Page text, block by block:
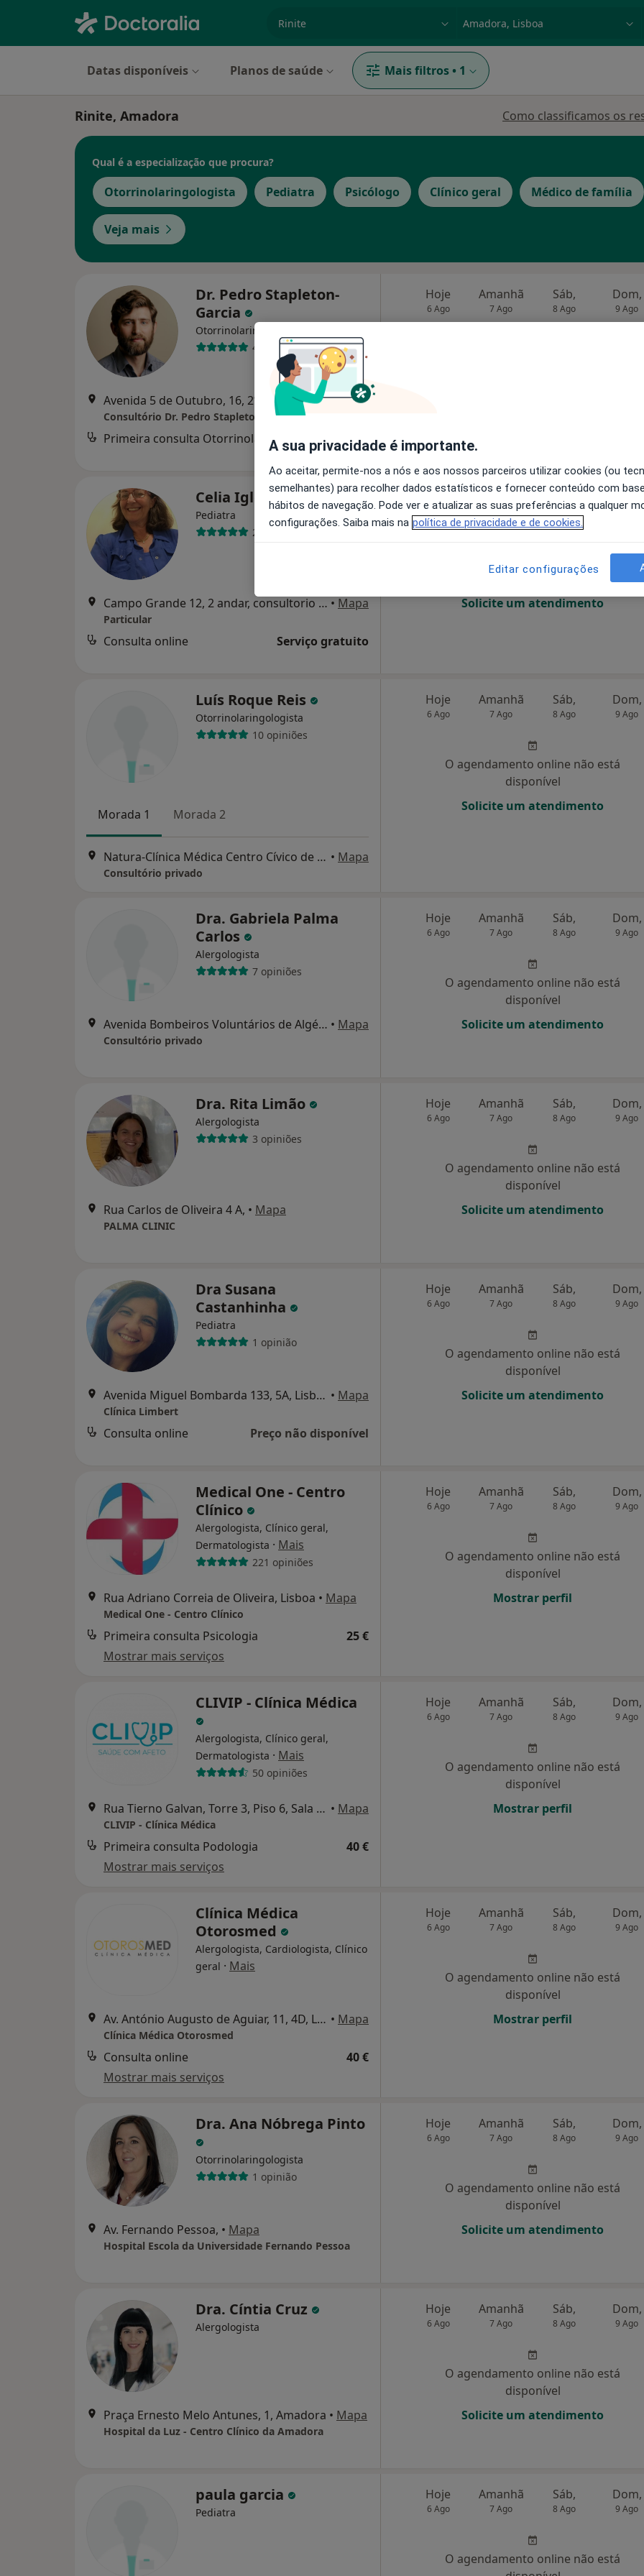
Datas disponíveis Planos de saúde Mais filtros • 1
Rinite, Amadora Como classificamos os
Qual é a especialização que procura?
Otorrinolaringologista Pediatra Psicólogo Clínico geral Médico de família
Veja mais
Dr. Pedro Stapleton-
Garcia
Otorrinolaringologista
40 opiniões
Avenida 5 de Outubro, 16, 2ºDireito, Lisboa •Mapa
Consultório Dr. Pedro Stapleton-Garcia
desde 100 €
Hoje
6 Ago
Amanhã
7 Ago
Sáb,
8 Ago
Dom,
9 Ago
Celia Iglesias Neves
Pediatra
2 opiniões
Campo Grande 12, 2 andar, consultorio 17, Lisboa • Mapa
Particular
Consulta online Serviço gratuito
Hoje
6 Ago
Amanhã
7 Ago
Sáb,
8 Ago
Dom,
9 Ago
O agendamento online não está
disponível
Solicite um atendimento
Luís Roque Reis
Otorrinolaringologista
10 opiniões
Morada 1 Morada 2
Natura-Clínica Médica Centro Cívico de Carnaxide, Lt. 6 - 1º - Lj. 7, Carnaxide • Mapa
Consultório privado
Hoje
6 Ago
Amanhã
7 Ago
Sáb,
8 Ago
Dom,
9 Ago
O agendamento online não está
disponível
Solicite um atendimento
Dra. Gabriela Palma
Carlos
Alergologista
7 opiniões
Avenida Bombeiros Voluntários de Algés, nº 38, SL esq, Algés • Mapa
Consultório privado
Hoje
6 Ago
Amanhã
7 Ago
Sáb,
8 Ago
Dom,
9 Ago
O agendamento online não está
disponível
Solicite um atendimento
Dra. Rita Limão
Alergologista
3 opiniões
Rua Carlos de Oliveira 4 A, • Mapa
PALMA CLINIC
Hoje
6 Ago
Amanhã
7 Ago
Sáb,
8 Ago
Dom,
9 Ago
O agendamento online não está
disponível
Solicite um atendimento
Dra Susana
Castanhinha
Pediatra
1 opinião
Avenida Miguel Bombarda 133, 5A, Lisboa • Mapa
Clínica Limbert
Consulta online Preço não disponível
Hoje
6 Ago
Amanhã
7 Ago
Sáb,
8 Ago
Dom,
9 Ago
O agendamento online não está
disponível
Solicite um atendimento
Medical One - Centro
Clínico
Alergologista, Clínico geral,
Dermatologista · Mais
221 opiniões
Rua Adriano Correia de Oliveira, Lisboa • Mapa
Medical One - Centro Clínico
Primeira consulta Psicologia
25 €
Mostrar mais serviços
Hoje
6 Ago
Amanhã
7 Ago
Sáb,
8 Ago
Dom,
9 Ago
O agendamento online não está
disponível
Mostrar perfil
CLIVIP - Clínica Médica
Alergologista, Clínico geral,
Dermatologista · Mais
50 opiniões
Rua Tierno Galvan, Torre 3, Piso 6, Sala 606, Lisboa • Mapa
CLIVIP - Clínica Médica
Primeira consulta Podologia
40 €
Mostrar mais serviços
Hoje
6 Ago
Amanhã
7 Ago
Sáb,
8 Ago
Dom,
9 Ago
O agendamento online não está
disponível
Mostrar perfil
Clínica Médica
Otorosmed
Alergologista, Cardiologista, Clínico
geral · Mais
Av. António Augusto de Aguiar, 11, 4D, Lisboa • Mapa
Clínica Médica Otorosmed
Consulta online
40 €
Mostrar mais serviços
Hoje
6 Ago
Amanhã
7 Ago
Sáb,
8 Ago
Dom,
9 Ago
O agendamento online não está
disponível
Mostrar perfil
Dra. Ana Nóbrega Pinto
Otorrinolaringologista
1 opinião
Av. Fernando Pessoa, • Mapa
Hospital Escola da Universidade Fernando Pessoa
Hoje
6 Ago
Amanhã
7 Ago
Sáb,
8 Ago
Dom,
9 Ago
O agendamento online não está
disponível
Solicite um atendimento
Dra. Cíntia Cruz
Alergologista
Praça Ernesto Melo Antunes, 1, Amadora • Mapa
Hospital da Luz - Centro Clínico da Amadora
Hoje
6 Ago
Amanhã
7 Ago
Sáb,
8 Ago
Dom,
9 Ago
O agendamento online não está
disponível
Solicite um atendimento
paula garcia
Pediatra
Hoje
6 Ago
Amanhã
7 Ago
Sáb,
8 Ago
Dom,
9 Ago
O agendamento online não está
A sua privacidade é importante.
Ao aceitar, permite-nos a nós e aos nossos parceiros utilizar cookies (ou
semelhantes) para recolher dados estatísticos e fornecer conteúdo com
hábitos de navegação. Pode ver e atualizar as suas preferências a qualquer
configurações. Saiba mais na política de privacidade e de cookies.
Editar configurações